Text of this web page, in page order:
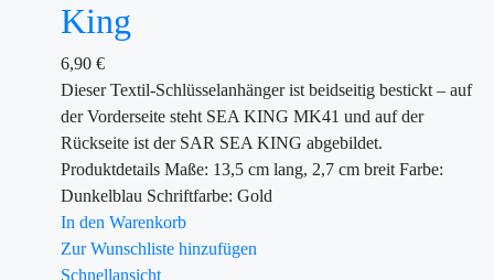
King
6,90 €
Dieser Textil-Schlüsselanhänger ist beidseitig bestickt – auf
der Vorderseite steht SEA KING MK41 und auf der
Rückseite ist der SAR SEA KING abgebildet.
Produktdetails Maße: 13,5 cm lang, 2,7 cm breit Farbe:
Dunkelblau Schriftfarbe: Gold
In den Warenkorb
Zur Wunschliste hinzufügen
Schnellansicht